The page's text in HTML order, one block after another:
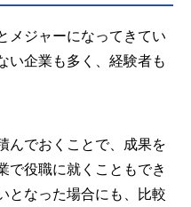
メジャーになってきてい
い企業も多く、経験者も
んでおくことで、成果を
で役職に就くこともでき
となった場合にも、比較